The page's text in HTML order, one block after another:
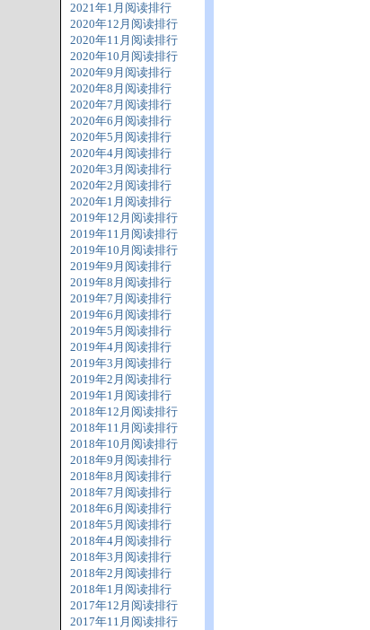
2021年1月阅读排行
2020年12月阅读排行
2020年11月阅读排行
2020年10月阅读排行
2020年9月阅读排行
2020年8月阅读排行
2020年7月阅读排行
2020年6月阅读排行
2020年5月阅读排行
2020年4月阅读排行
2020年3月阅读排行
2020年2月阅读排行
2020年1月阅读排行
2019年12月阅读排行
2019年11月阅读排行
2019年10月阅读排行
2019年9月阅读排行
2019年8月阅读排行
2019年7月阅读排行
2019年6月阅读排行
2019年5月阅读排行
2019年4月阅读排行
2019年3月阅读排行
2019年2月阅读排行
2019年1月阅读排行
2018年12月阅读排行
2018年11月阅读排行
2018年10月阅读排行
2018年9月阅读排行
2018年8月阅读排行
2018年7月阅读排行
2018年6月阅读排行
2018年5月阅读排行
2018年4月阅读排行
2018年3月阅读排行
2018年2月阅读排行
2018年1月阅读排行
2017年12月阅读排行
2017年11月阅读排行